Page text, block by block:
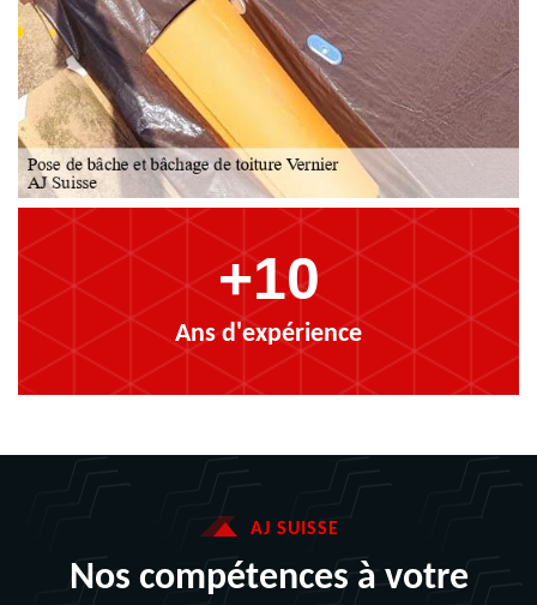
+10
Ans d'expérience
AJ SUISSE
Nos compétences à votre